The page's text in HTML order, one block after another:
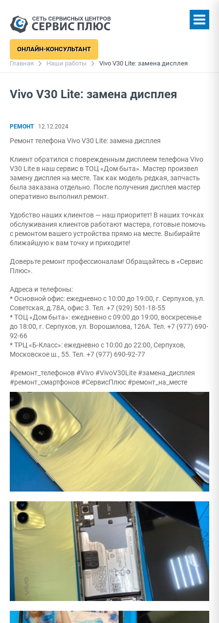
ОНЛАЙН-КОНСУЛЬТАНТ
Главная
Наши работы Vivo V30 Lite: замена дисплея
Vivo V30 Lite: замена дисплея
РЕМОНТ 12.12.2024
Ремонт телефона Vivo V30 Lite: замена дисплея
Клиент обратился с поврежденным дисплеем телефона Vivo
V30 Lite в наш сервис в ТОЦ «Дом быта». Мастер произвел
замену дисплея на месте. Так как модель редкая, запчасть
была заказана отдельно. После получения дисплея мастер
оперативно выполнил ремонт.
Удобство наших клиентов — наш приоритет! В наших точках
обслуживания клиентов работают мастера, готовые помочь
с ремонтом вашего устройства прямо на месте. Выбирайте
ближайшую к вам точку и приходите!
Доверьте ремонт профессионалам! Обращайтесь в «Сервис
Плюс».
Адреса и телефоны:
* Основной офис: ежедневно с 10:00 до 19:00, г. Серпухов, ул.
Советская, д.78А, офис 3. Тел. +7 (929) 501-18-55
* ТОЦ «Дом быта»: ежедневно с 09:00 до 19:00, воскресенье
до 18:00, г. Серпухов, ул. Ворошилова, 126А. Тел. +7 (977) 690-
92-66
* ТРЦ «Б-Класс»: ежедневно с 10:00 до 22:00, Серпухов,
Московское ш., 55. Тел. +7 (977) 690-92-77
#ремонт_телефонов #Vivo #VivoV30Lite #замена_дисплея
#ремонт_смартфонов #СервисПлюс #ремонт_на_месте